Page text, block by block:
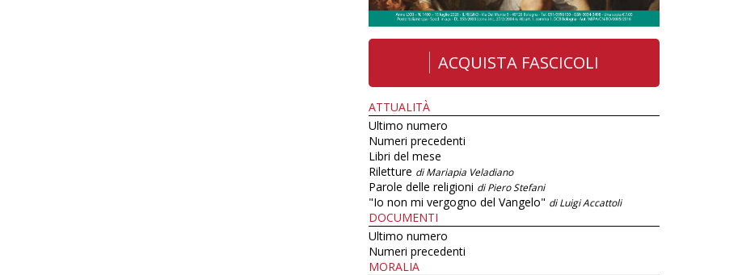
ACQUISTA FASCICOLI
ATTUALITÀ
Ultimo numero
Numeri precedenti
Libri del mese
Riletture di Mariapia Veladiano
Parole delle religioni di Piero Stefani
"Io non mi vergogno del Vangelo" di Luigi Accattoli
DOCUMENTI
Ultimo numero
Numeri precedenti
MORALIA